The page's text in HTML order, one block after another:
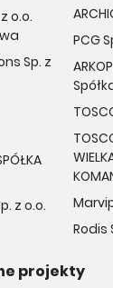
o.o.
Sp. z
z o.o.
PCG
Rodis
projekty